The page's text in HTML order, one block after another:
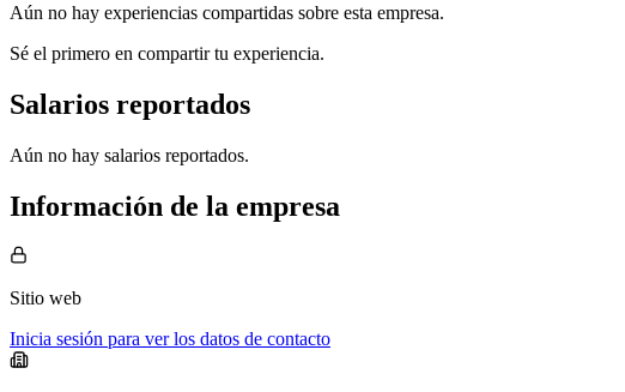
Aún no hay experiencias compartidas sobre esta empresa.
Sé el primero en compartir tu experiencia.
Salarios reportados
Aún no hay salarios reportados.
Información de la empresa
Sitio web
Inicia sesión para ver los datos de contacto